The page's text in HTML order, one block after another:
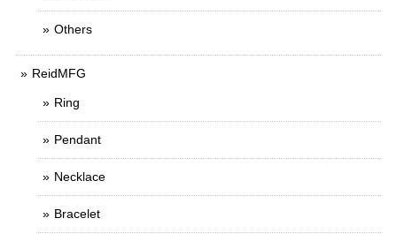
Others
ReidMFG
Ring
Pendant
Necklace
Bracelet